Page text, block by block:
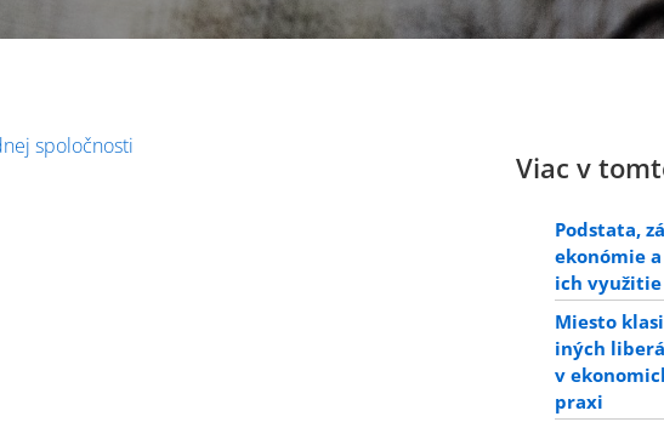
spoločnosti
Viac v
Podstata,
ekonómie
ich
Miesto
iných
v
praxi